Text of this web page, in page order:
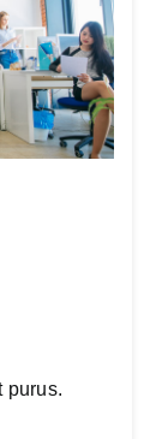
purus.